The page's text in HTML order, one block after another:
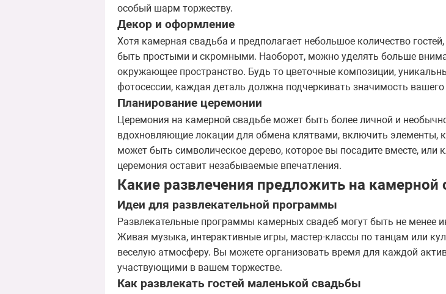
особый шарм торжеству.
Декор и оформление
Хотя камерная свадьба и предполагает небольшое количество
быть простыми и скромными. Наоборот, можно уделять больше
окружающее пространство. Будь то цветочные композиции,
фотосессии, каждая деталь должна подчеркивать значимость
Планирование церемонии
Церемония на камерной свадьбе может быть более личной и
вдохновляющие локации для обмена клятвами, включить элементы,
может быть символическое дерево, которое вы посадите вместе,
церемония оставит незабываемые впечатления.
Какие развлечения предложить на камерной
Идеи для развлекательной программы
Развлекательные программы камерных свадеб могут быть не менее
Живая музыка, интерактивные игры, мастер-классы по танцам или
веселую атмосферу. Вы можете организовать время для каждой
участвующими в вашем торжестве.
Как развлекать гостей маленькой свадьбы